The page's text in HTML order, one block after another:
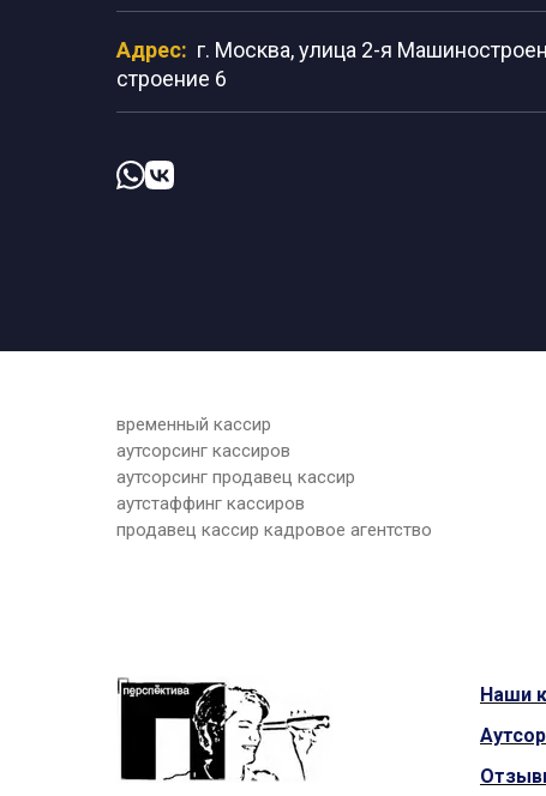
Адрес: г. Москва, улица 2-я
строение 6
временный кассир
аутсорсинг кассиров
аутсорсинг продавец кассир
аутстаффинг кассиров
продавец кассир кадровое агентство
Наши